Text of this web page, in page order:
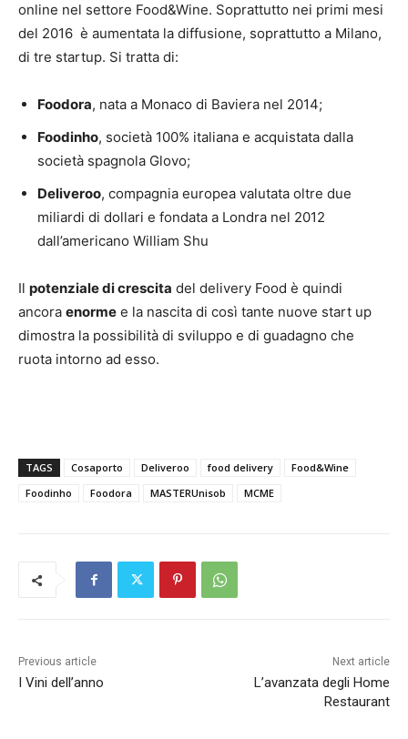
online nel settore Food&Wine. Soprattutto nei primi mesi
del 2016 è aumentata la diffusione, soprattutto a Milano,
di tre startup. Si tratta di:
Foodora, nata a Monaco di Baviera nel 2014;
Foodinho, società 100% italiana e acquistata dalla
società spagnola Glovo;
Deliveroo, compagnia europea valutata oltre due
miliardi di dollari e fondata a Londra nel 2012
dall’americano William Shu
Il potenziale di crescita del delivery Food è quindi
ancora enorme e la nascita di così tante nuove start up
dimostra la possibilità di sviluppo e di guadagno che
ruota intorno ad esso.
TAGS Cosaporto Deliveroo food delivery
Food&Wine
Foodinho
Foodora MASTERUnisob MCME
Previous article
I Vini dell’anno
Next article
L’avanzata degli Home
Restaurant